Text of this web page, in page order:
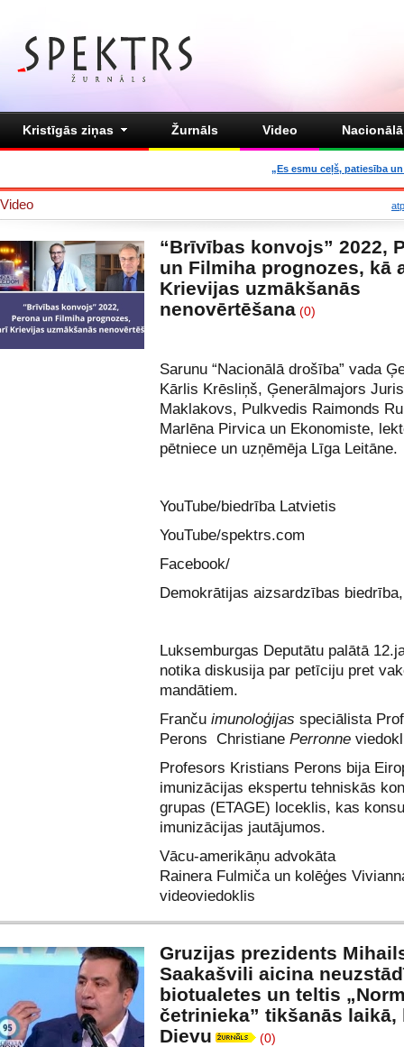
Kristīgās ziņas Žurnāls Video
„Es esmu ceļš, patiesība
Video
“Brīvības konvojs” 2022,
un Filmiha prognozes, kā
Krievijas uzmākšanās
nenovērtēšana (0)
Sarunu “Nacionālā drošība” vada
Kārlis Krēsliņš, Ģenerālmajors Juris
Maklakovs, Pulkvedis Raimonds
Marlēna Pirvica un Ekonomiste,
pētniece un uzņēmēja Līga Leitāne.
YouTube/biedrība Latvietis
YouTube/spektrs.com
Facebook/
Demokrātijas aizsardzības
Luksemburgas Deputātu palātā
notika diskusija par petīciju pret
mandātiem.
Franču imunoloģijas speciālista
Perons Christiane Perronne
Profesors Kristians Perons bija
imunizācijas ekspertu tehniskās
grupas (ETAGE) loceklis, kas
imunizācijas jautājumos.
Vācu-amerikāņu advokāta
Rainera Fulmiča un kolēģes
videoviedoklis
Gruzijas prezidents
Saakašvili aicina
biotualetes un teltis
četrinieka” tikšanās laikā,
Dievu
(0)